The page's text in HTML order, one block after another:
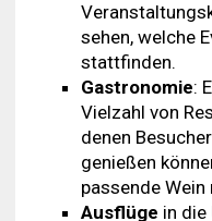
sehen, welche
stattfinden.
Gastronomie:
Vielzahl von
denen
genießen
passende
Ausflüge in die